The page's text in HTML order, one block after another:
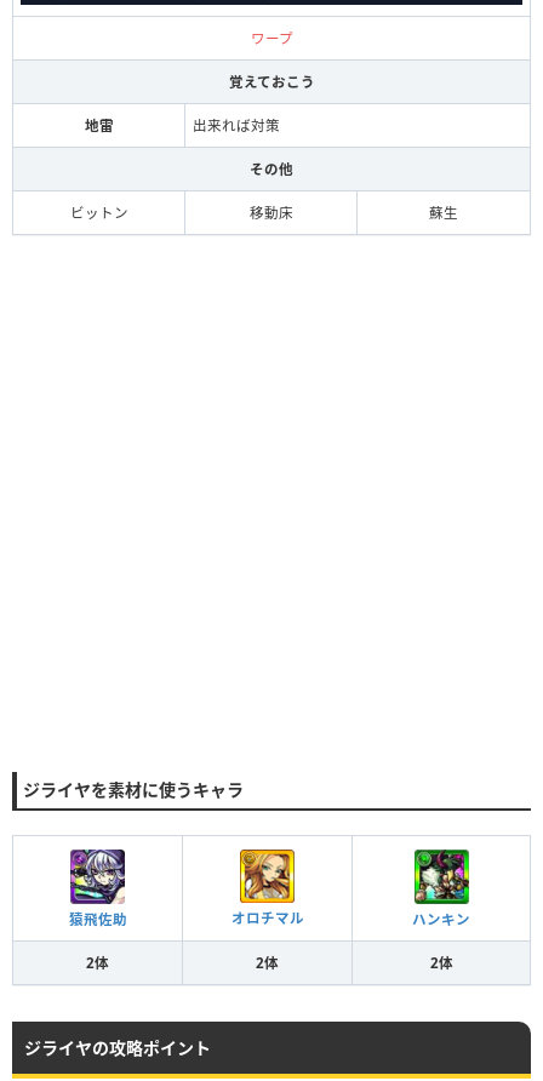
ワープ
覚えておこう
地雷 出来れば対策
その他
ビットン 移動床 蘇生
ジライヤを素材に使うキャラ
猿飛佐助 オロチマル ハンキン
2体 2体 2体
ジライヤの攻略ポイント